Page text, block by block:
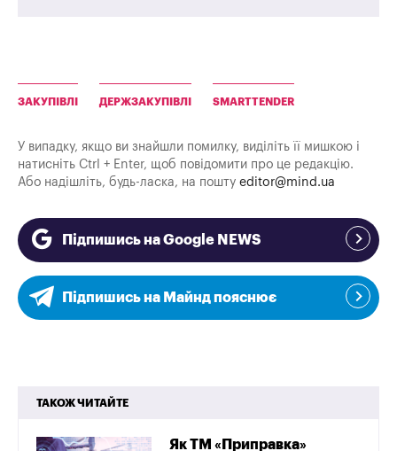
ЗАКУПІВЛІ ДЕРЖЗАКУПІВЛІ SMARTTENDER
У випадку, якщо ви знайшли помилку, виділіть її мишкою і
натисніть Ctrl + Enter, щоб повідомити про це редакцію.
Або надішліть, будь-ласка, на пошту editor@mind.ua
Підпишись на Google NEWS
Підпишись на Майнд пояснює
ТАКОЖ ЧИТАЙТЕ
Як ТМ «Приправка»